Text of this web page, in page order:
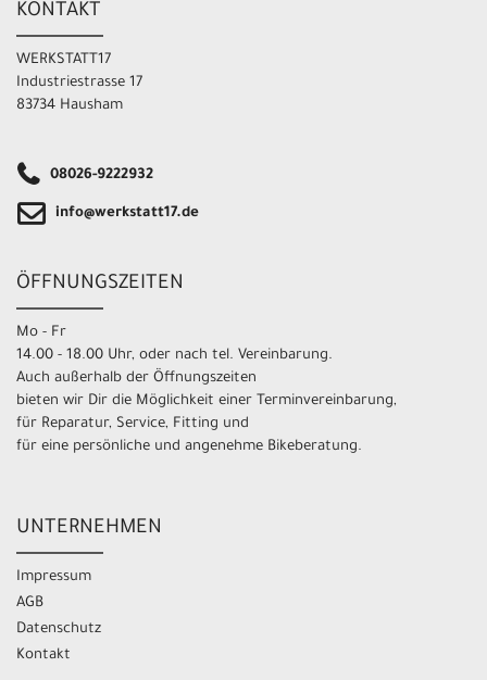
KONTAKT
WERKSTATT17
Industriestrasse 17
83734 Hausham
08026-9222932
info@werkstatt17.de
ÖFFNUNGSZEITEN
Mo - Fr
14.00 - 18.00 Uhr, oder nach tel. Vereinbarung.
Auch außerhalb der Öffnungszeiten
bieten wir Dir die Möglichkeit einer Terminvereinbarung,
für Reparatur, Service, Fitting und
für eine persönliche und angenehme Bikeberatung.
UNTERNEHMEN
Impressum
AGB
Datenschutz
Kontakt